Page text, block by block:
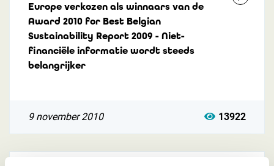
Europe verkozen als winnaars van de
Award 2010 for Best Belgian
Sustainability Report 2009 - Niet-
financiële informatie wordt steeds
belangrijker
9 november 2010 13922